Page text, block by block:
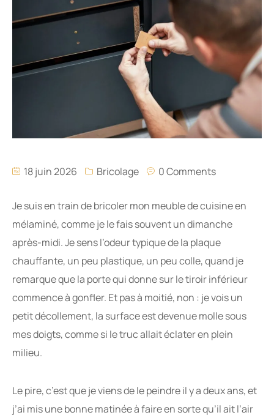
18 juin 2026 Bricolage 0 Comments
Je suis en train de bricoler mon meuble de cuisine en
mélaminé, comme je le fais souvent un dimanche
après-midi. Je sens l’odeur typique de la plaque
chauffante, un peu plastique, un peu colle, quand je
remarque que la porte qui donne sur le tiroir inférieur
commence à gonfler. Et pas à moitié, non : je vois un
petit décollement, la surface est devenue molle sous
mes doigts, comme si le truc allait éclater en plein
milieu.
Le pire, c’est que je viens de le peindre il y a deux ans, et
j’ai mis une bonne matinée à faire en sorte qu’il ait l’air